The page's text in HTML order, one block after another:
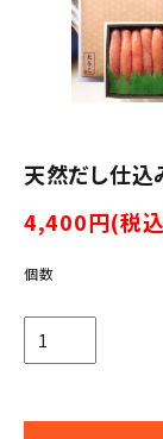
天然だし仕
4,400円(税
個数